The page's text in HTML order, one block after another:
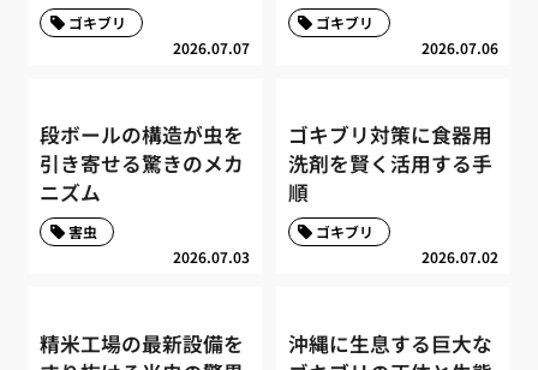
2026.07.07
ゴキブリ
2026.07.06
ゴキブリ
段ボールの構造が虫を
引き寄せる驚きのメカ
ニズム
2026.07.03
害虫
ゴキブリ対策に食器用
洗剤を賢く活用する手
順
2026.07.02
ゴキブリ
精米工場の最新設備を
沖縄に生息する巨大な